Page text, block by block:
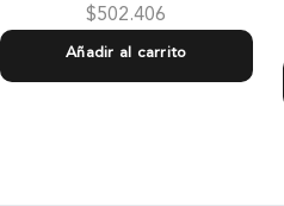
$502.406
Añadir al carrito